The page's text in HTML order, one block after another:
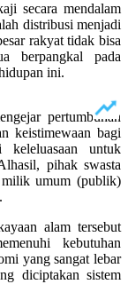
secara mendalam
distribusi menjadi
rakyat tidak bisa
berpangkal pada
ini.
pertumbuhan
keistimewaan bagi
untuk
pihak swasta
milik umum (publik)
alam tersebut
kebutuhan
yang sangat lebar
diciptakan sistem